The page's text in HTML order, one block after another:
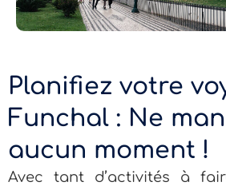
Planifiez votre
Funchal : Ne
aucun moment !
Avec tant d’activités à